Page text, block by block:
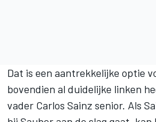
Dat is een aantrekkelijke optie
bovendien al duidelijke linken
vader Carlos Sainz senior. Als